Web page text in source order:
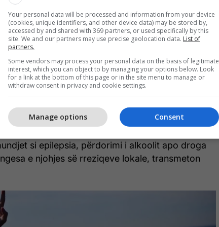
Ata më shpesh kërkojnë edhe trajtim spitalor
nga mbytjet jo fatale. Kjo lidhet me ekspozimin
dhe sjelljet më të rrezikshme, si notimi jashtë
konsumimi i alkoolit para notit apo vozitjes
ata që punojnë shpesh pranë ujit, si peshkatarët,
afër burimeve të hapura të ujit - kanale, puse,
janë përmbytjet, mosha e re, mungesa e
si epilepsia, përdorimi i alkoolit apo droga
e njohjes së rreziqeve lokale, transmeton
Your personal data will be processed and information from your device
(cookies, unique identifiers, and other device data) may be stored by,
accessed by and shared with 369 partners, or used specifically by this
site. We and our partners may use precise geolocation data. List of
partners.
Some vendors may process your personal data on the basis of legitimate
interest, which you can object to by managing your options below. Look
for a link at the bottom of this page or in the site menu to manage or
withdraw consent in privacy and cookie settings.
Consent
Manage options